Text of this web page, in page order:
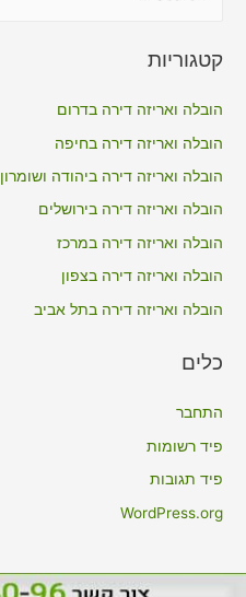
r
o
r
:
קטגוריות
הובלה ואריזה דירה בדרום
הובלה ואריזה דירה בחיפה
הובלה ואריזה דירה ביהודה ושומרון
הובלה ואריזה דירה בירושלים
הובלה ואריזה דירה במרכז
הובלה ואריזה דירה בצפון
הובלה ואריזה דירה בתל אביב
כלים
התחבר
פיד רשומות
פיד תגובות
WordPress.org